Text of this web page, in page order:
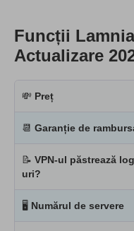
Funcții
Actualizare
💸 Preț
📆 Garanție de
📝 VPN-ul păstrează
uri?
🖥 Numărul de servere